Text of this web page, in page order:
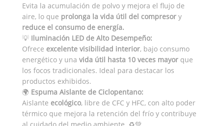
Evita la acumulación de polvo y mejora el flujo de
aire, lo que prolonga la vida útil del compresor y
reduce el consumo de energía.
💡 Iluminación LED de Alto Desempeño:
Ofrece excelente visibilidad interior, bajo consumo
energético y una vida útil hasta 10 veces mayor que
los focos tradicionales. Ideal para destacar los
productos exhibidos.
🌍 Espuma Aislante de Ciclopentano:
Aislante ecológico, libre de CFC y HFC, con alto poder
térmico que mejora la retención del frío y contribuye